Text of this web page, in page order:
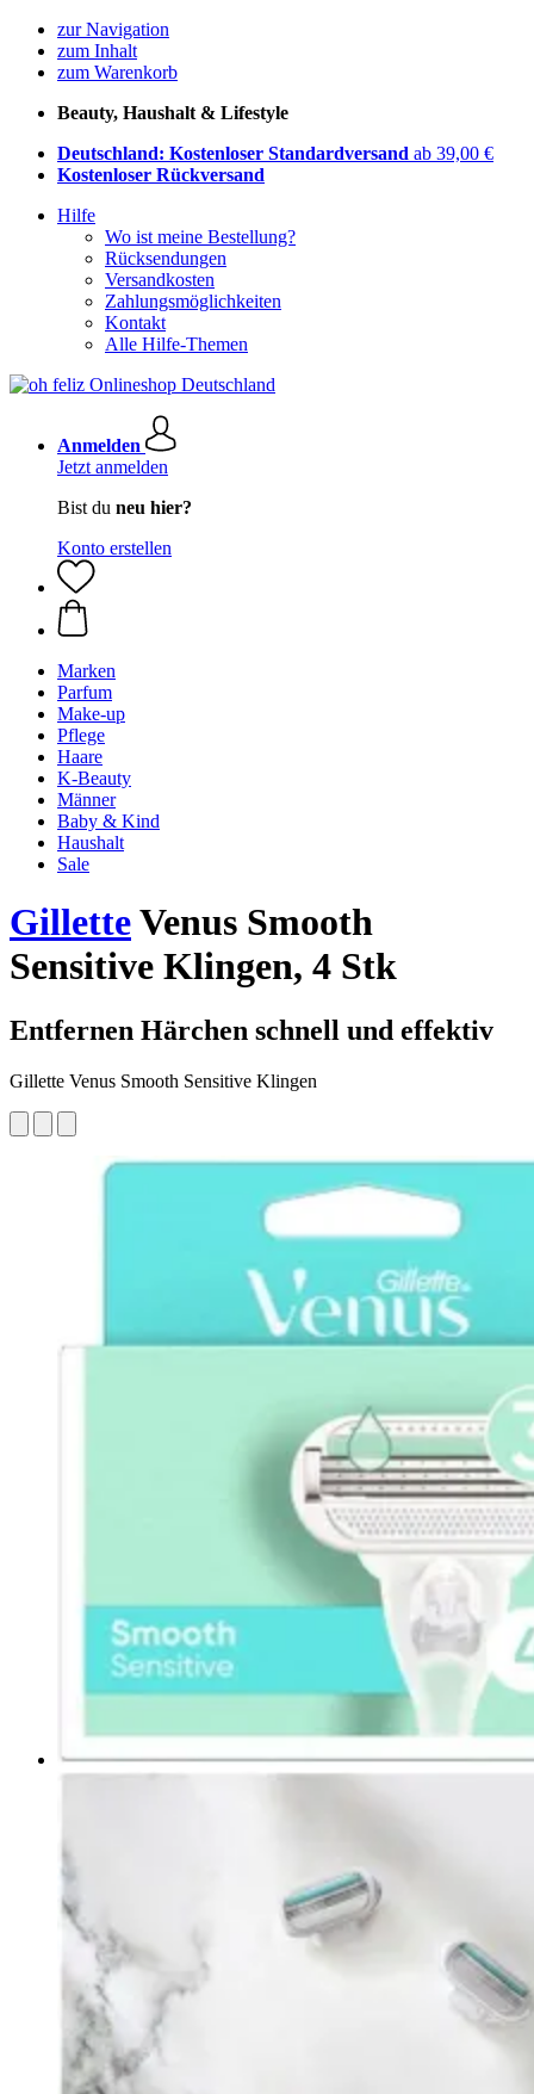
zur Navigation
zum Inhalt
zum Warenkorb
Beauty, Haushalt & Lifestyle
Deutschland: Kostenloser Standardversand ab 39,00 €
Kostenloser Rückversand
Hilfe
Wo ist meine Bestellung?
Rücksendungen
Versandkosten
Zahlungsmöglichkeiten
Kontakt
Alle Hilfe-Themen
Anmelden
Jetzt anmelden
Bist du neu hier?
Konto erstellen
Marken
Parfum
Make-up
Pflege
Haare
K-Beauty
Männer
Baby & Kind
Haushalt
Sale
GilletteVenus Smooth
Sensitive Klingen, 4 Stk
Entfernen Härchen schnell und effektiv
Gillette Venus Smooth Sensitive Klingen